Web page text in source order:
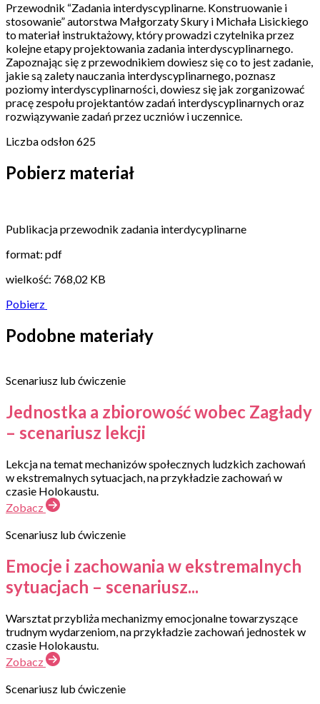
Przewodnik “Zadania interdyscyplinarne. Konstruowanie i
stosowanie” autorstwa Małgorzaty Skury i Michała Lisickiego
to materiał instruktażowy, który prowadzi czytelnika przez
kolejne etapy projektowania zadania interdyscyplinarnego.
Zapoznając się z przewodnikiem dowiesz się co to jest zadanie,
jakie są zalety nauczania interdyscyplinarnego, poznasz
poziomy interdyscyplinarności, dowiesz się jak zorganizować
pracę zespołu projektantów zadań interdyscyplinarnych oraz
rozwiązywanie zadań przez uczniów i uczennice.
Liczba odsłon625
Pobierz materiał
Publikacja przewodnik zadania interdycyplinarne
format: pdf
wielkość: 768,02 KB
Pobierz
Podobne materiały
Scenariusz lub ćwiczenie
Jednostka a zbiorowość wobec Zagłady
– scenariusz lekcji
Lekcja na temat mechanizów społecznych ludzkich zachowań
w ekstremalnych sytuacjach, na przykładzie zachowań w
czasie Holokaustu.
Zobacz
Scenariusz lub ćwiczenie
Emocje i zachowania w ekstremalnych
sytuacjach – scenariusz...
Warsztat przybliża mechanizmy emocjonalne towarzyszące
trudnym wydarzeniom, na przykładzie zachowań jednostek w
czasie Holokaustu.
Zobacz
Scenariusz lub ćwiczenie